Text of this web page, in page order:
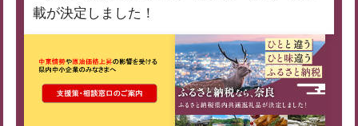
載が決定しました！